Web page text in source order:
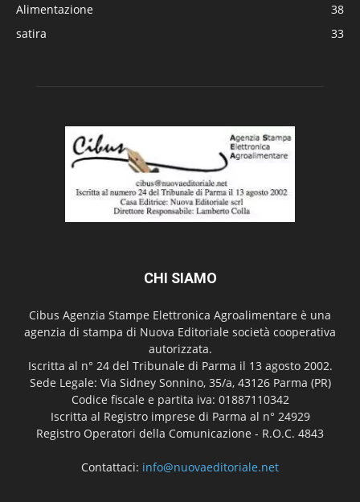
Alimentazione
38
satira
33
CHI SIAMO
Cibus Agenzia Stampe Elettronica Agroalimentare è una
agenzia di stampa di Nuova Editoriale società cooperativa
autorizzata.
Iscritta al n° 24 del Tribunale di Parma il 13 agosto 2002.
Sede Legale: Via Sidney Sonnino, 35/a, 43126 Parma (PR)
Codice fiscale e partita iva: 01887110342
Iscritta al Registro imprese di Parma al n° 24929
Registro Operatori della Comunicazione - R.O.C. 4843
Contattaci: info@nuovaeditoriale.net